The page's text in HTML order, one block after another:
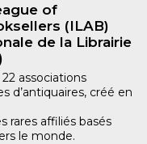
of
(ILAB)
de la Librairie
associations
d’antiquaires, créé en
rares affiliés basés
le monde.